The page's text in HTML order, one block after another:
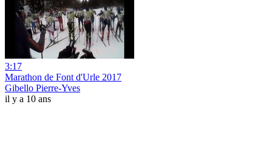
3:17
Marathon de Font d'Urle 2017
Gibello Pierre-Yves
il y a 10 ans